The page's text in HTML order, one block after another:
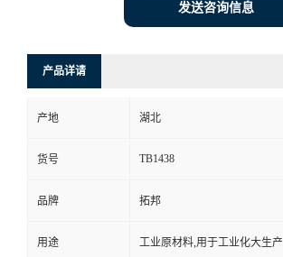
发送咨询信息
产品详请
产地 湖北
货号 TB1438
品牌 拓邦
用途 工业原材料,用于工业化大生产